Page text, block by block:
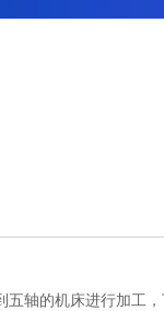
轴的机床进行加工，